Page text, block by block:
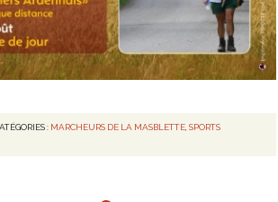
: MARCHEURS DE LA MASBLETTE, SPORTS